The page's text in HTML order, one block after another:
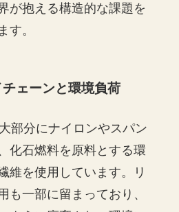
が抱える構造的な課題を
す。
ェーンと環境負荷
部分にナイロンやスパン
化石燃料を原料とする環
維を使用しています。リ
も一部に留まっており、